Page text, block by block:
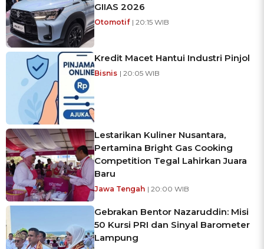
GIIAS 2026
Otomotif | 20:15 WIB
Kredit Macet Hantui Industri Pinjol
Bisnis | 20:05 WIB
Lestarikan Kuliner Nusantara,
Pertamina Bright Gas Cooking
Competition Tegal Lahirkan Juara
Baru
Jawa Tengah | 20:00 WIB
Gebrakan Bentor Nazaruddin: Misi
50 Kursi PRI dan Sinyal Barometer
Lampung